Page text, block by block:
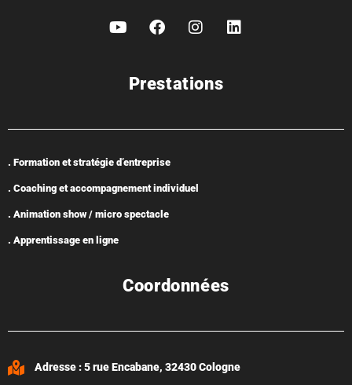
Prestations
. Formation et stratégie d’entreprise
. Coaching et accompagnement individuel
. Animation show / micro spectacle
. Apprentissage en ligne
Coordonnées
Adresse : 5 rue Encabane, 32430 Cologne